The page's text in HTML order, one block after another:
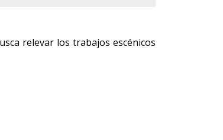
relevar los trabajos escénicos